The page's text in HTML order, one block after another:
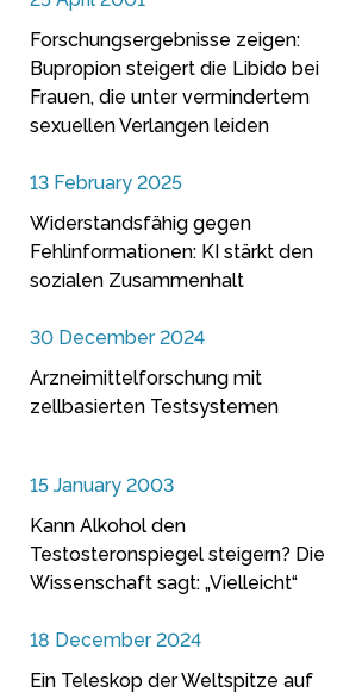
Forschungsergebnisse zeigen:
Bupropion steigert die Libido bei
Frauen, die unter vermindertem
sexuellen Verlangen leiden
13 February 2025
Widerstandsfähig gegen
Fehlinformationen: KI stärkt den
sozialen Zusammenhalt
30 December 2024
Arzneimittelforschung mit
zellbasierten Testsystemen
15 January 2003
Kann Alkohol den
Testosteronspiegel steigern? Die
Wissenschaft sagt: „Vielleicht“
18 December 2024
Ein Teleskop der Weltspitze auf